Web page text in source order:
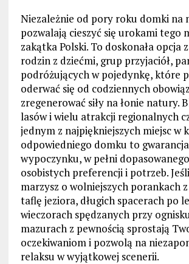
Niezależnie od pory roku domki na
pozwalają cieszyć się urokami tego
zakątka Polski. To doskonała opcja
rodzin z dziećmi, grup przyjaciół,
podróżujących w pojedynkę, które
oderwać się od codziennych
zregenerować siły na łonie natury.
lasów i wielu atrakcji regionalnych
jednym z najpiękniejszych miejsc w
odpowiedniego domku to
wypoczynku, w pełni
osobistych preferencji i potrzeb.
marzysz o wolniejszych porankach
taflę jeziora, długich spacerach po
wieczorach spędzanych przy
mazurach z pewnością sprostają
oczekiwaniom i pozwolą na
relaksu w wyjątkowej scenerii.